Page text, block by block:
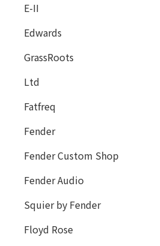
E-II
Edwards
GrassRoots
Ltd
Fatfreq
Fender
Fender Custom Shop
Fender Audio
Squier by Fender
Floyd Rose